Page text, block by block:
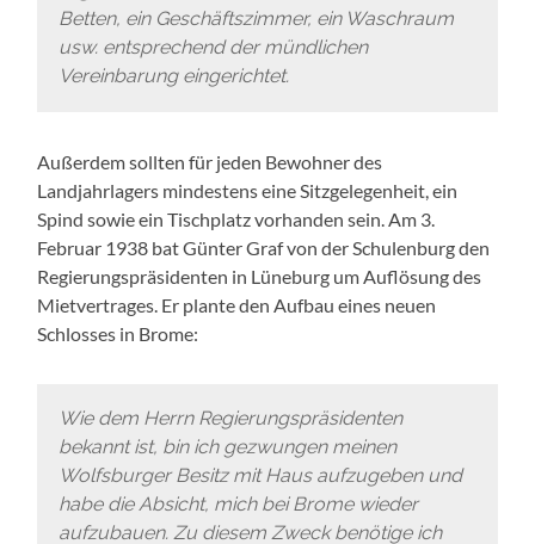
Betten, ein Geschäftszimmer, ein Waschraum
usw. entsprechend der mündlichen
Vereinbarung eingerichtet.
Außerdem sollten für jeden Bewohner des
Landjahrlagers mindestens eine Sitzgelegenheit, ein
Spind sowie ein Tischplatz vorhanden sein. Am 3.
Februar 1938 bat Günter Graf von der Schulenburg den
Regierungspräsidenten in Lüneburg um Auflösung des
Mietvertrages. Er plante den Aufbau eines neuen
Schlosses in Brome:
Wie dem Herrn Regierungspräsidenten
bekannt ist, bin ich gezwungen meinen
Wolfsburger Besitz mit Haus aufzugeben und
habe die Absicht, mich bei Brome wieder
aufzubauen. Zu diesem Zweck benötige ich